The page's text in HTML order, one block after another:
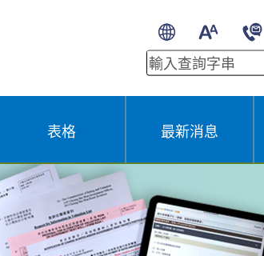
EN
其他語言
A
A
A
表格 最新消息